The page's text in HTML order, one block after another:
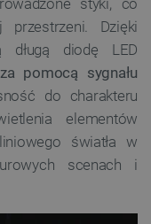
styki, co
przestrzeni. Dzięki
długą diodę LED
pomocą sygnału
do charakteru
elementów
światła w
scenach i